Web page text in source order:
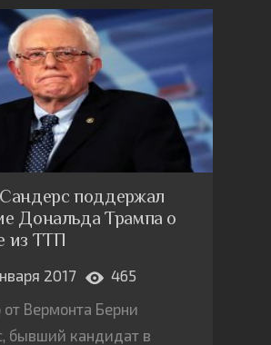
поддержал
Дональда Трампа о
из ТТП
2017
465
от Вермонта Берни
бывший кандидат в